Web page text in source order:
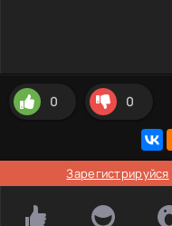
0 0
Зарегистрируйся